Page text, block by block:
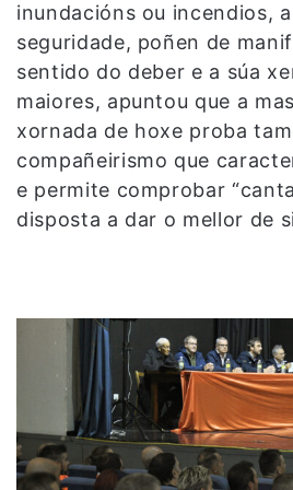
inundacións ou incendios,
seguridade, poñen de
sentido do deber e a súa
maiores, apuntou que a
xornada de hoxe proba
compañeirismo que
e permite comprobar
disposta a dar o mellor de